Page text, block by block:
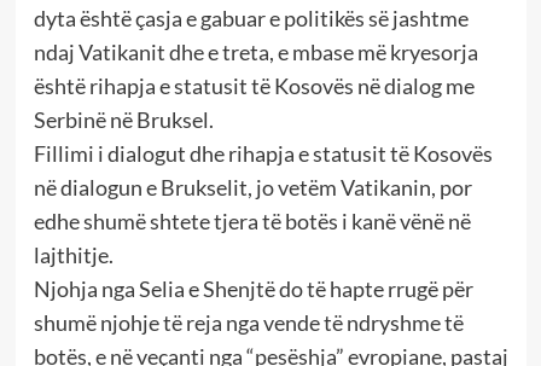
dyta është çasja e gabuar e politikës së jashtme
ndaj Vatikanit dhe e treta, e mbase më kryesorja
është rihapja e statusit të Kosovës në dialog me
Serbinë në Bruksel.
Fillimi i dialogut dhe rihapja e statusit të Kosovës
në dialogun e Brukselit, jo vetëm Vatikanin, por
edhe shumë shtete tjera të botës i kanë vënë në
lajthitje.
Njohja nga Selia e Shenjtë do të hapte rrugë për
shumë njohje të reja nga vende të ndryshme të
botës, e në veçanti nga “pesëshja” evropiane, pastaj